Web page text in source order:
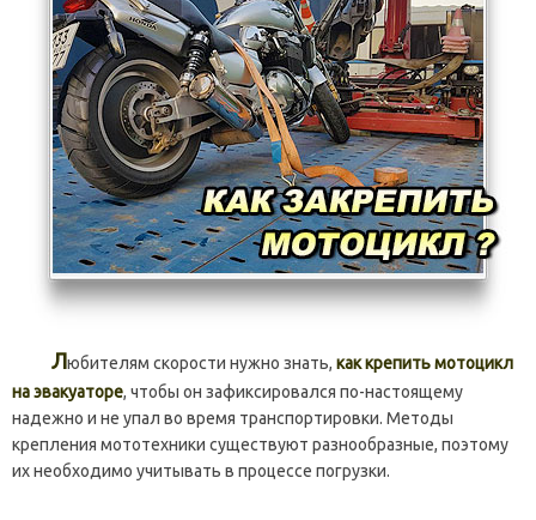
Любителям скорости нужно знать, как крепить мотоцикл
на эвакуаторе, чтобы он зафиксировался по-настоящему
надежно и не упал во время транспортировки. Методы
крепления мототехники существуют разнообразные, поэтому
их необходимо учитывать в процессе погрузки.